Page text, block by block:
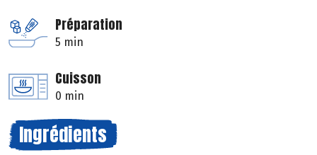
Préparation
5 min
Cuisson
0 min
Ingrédients